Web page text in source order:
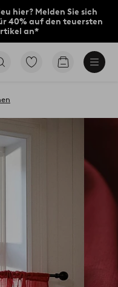
hier? Melden Sie sich
40% auf den teuersten
an*
Zu
Produkten
Zum